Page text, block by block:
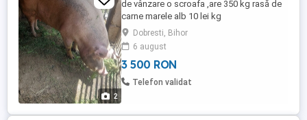
2
de vânzare o scroafa ,are 350 kg rasă de
carne marele alb 10 lei kg
Dobresti, Bihor
6 august
3 500 RON
Telefon validat